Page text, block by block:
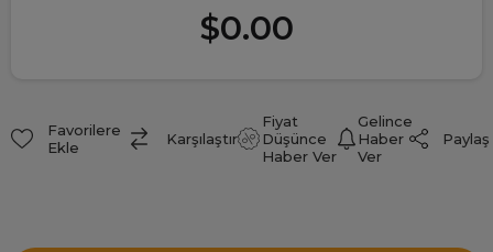
$0.00
Favorilere
Ekle
Karşılaştır
Fiyat
Düşünce
Haber Ver
Gelince
Haber
Ver
Paylaş